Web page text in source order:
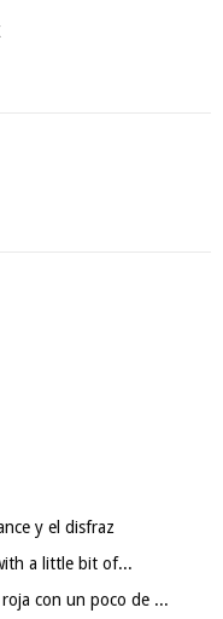
y el disfraz
a little bit of...
con un poco de ...